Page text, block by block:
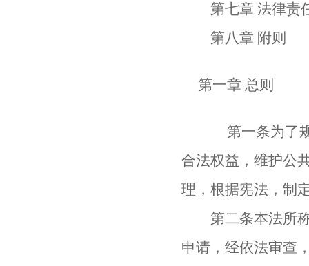
第七章 法律责
第八章 附
第一章 总则
第一条为了规
合法权益，维护公
理，根据宪法，制
第二条本法所称
申请，经依法审查